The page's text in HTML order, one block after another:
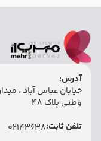
آدرس:
خیابان عباس آباد ،
وطنی پلاک 48
تلفن ثابت:02143638